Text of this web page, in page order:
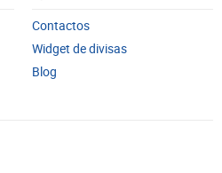
Contactos
Widget de divisas
Blog